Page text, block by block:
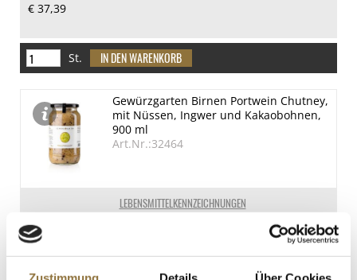
€ 37,39
St.
LEBENSMITTELKENNZEICHNUNGEN
Gewürzgarten Birnen Portwein Chutney,
mit Nüssen, Ingwer und Kakaobohnen,
900 ml
Art.Nr.:32464
€ 18,95